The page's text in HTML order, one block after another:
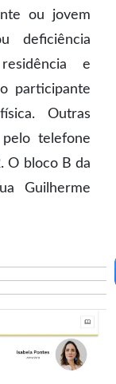
ou jovem
deficiência
e
participante
Outras
telefone
O bloco B da
Guilherme